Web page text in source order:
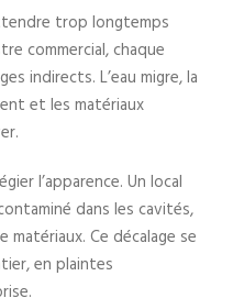
trop longtemps
commercial, chaque
indirects. L’eau migre, la
et les matériaux
l’apparence. Un local
dans les cavités,
Ce décalage se
en plaintes